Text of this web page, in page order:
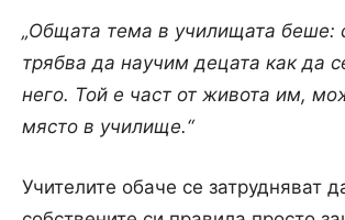
„Общата тема в училищата беше:
трябва да научим децата как да
него. Той е част от живота им,
място в училище.“
Учителите обаче се затрудняват